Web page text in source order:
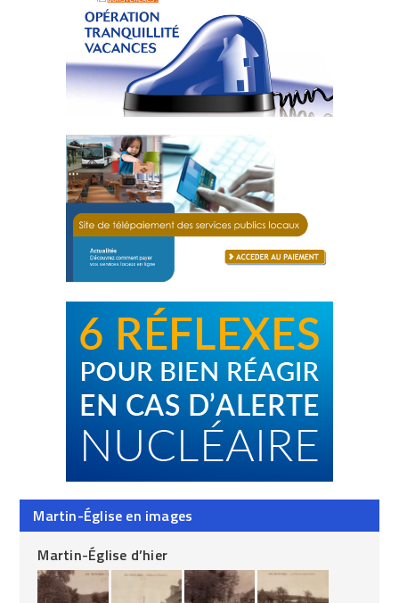
Martin-Église en images
Martin-Église d’hier